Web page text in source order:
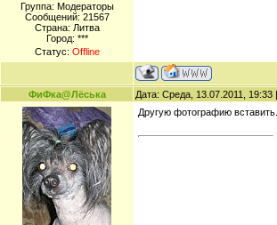
Группа: Модераторы
Сообщений: 21567
Страна: Литва
Город: ***
Статус: Offline
ФиФка@Лёська Дата: Среда, 13.07.2011,
Другую фотографию